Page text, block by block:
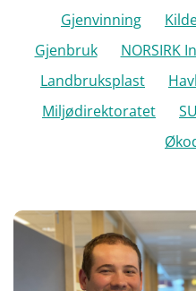
Gjenvinning
Gjenbruk
NORSIRK
Landbruksplast
Miljødirektoratet